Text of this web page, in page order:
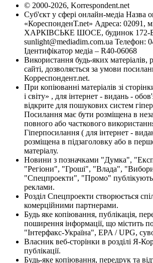
© 2000-2026, Korrespondent.net
Суб'єкт у сфері онлайн-медіа Назва
«КореспонденТ.net» Адреса: 02091,
ХАРКІВСЬКЕ ШОСЕ, будинок 172-Б,
sunlight@mediadim.com.ua Телефон:
Ідентифікатор медіа – R40-06068
Використання будь-яких матеріалів,
сайті, дозволяється за умови
Корреспондент.net.
При копіюванні матеріалів зі
і світу» , для інтернет - видань -
відкрите для пошукових систем
Посилання має бути розміщена в
повного або часткового
Гіперпосилання ( для інтернет -
розміщена в підзаголовку або в
матеріалу.
Новини з позначками "Думка",
"Регіони", "Гроші", "Влада",
"Спецпроекти", "Промо"
реклами.
Розділ Спецпроекти створюється
комерційними партнерами.
Будь яке копіювання, публікація,
поширення інформації, що містить
"Інтерфакс-Україна", EPA / UPG,
Власник веб-сторінки в розділі Я-
публікації.
Будь-яке копіювання, передрук та